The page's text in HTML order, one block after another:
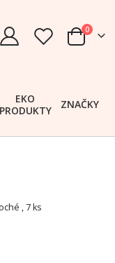
Cart
0
EKO
PRODUKTY
ZNAČKY
, 7 ks